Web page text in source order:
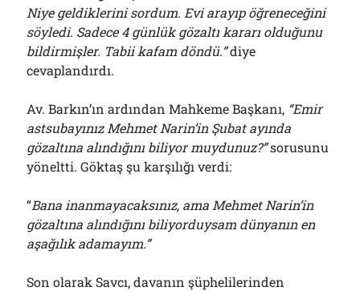
Niye geldiklerini sordum. Evi arayıp öğreneceğini
söyledi. Sadece 4 günlük gözaltı kararı olduğunu
bildirmişler. Tabii kafam döndü.”diye
cevaplandırdı.
Av. Barkın’ın ardından Mahkeme Başkanı, “Emir
astsubayınız Mehmet Narin’in Şubat ayında
gözaltına alındığını biliyor muydunuz?”sorusunu
yöneltti. Göktaş şu karşılığı verdi:
“Bana inanmayacaksınız, ama Mehmet Narin’in
gözaltına alındığını biliyorduysam dünyanın en
aşağılık adamayım.”
Son olarak Savcı, davanın şüphelilerinden